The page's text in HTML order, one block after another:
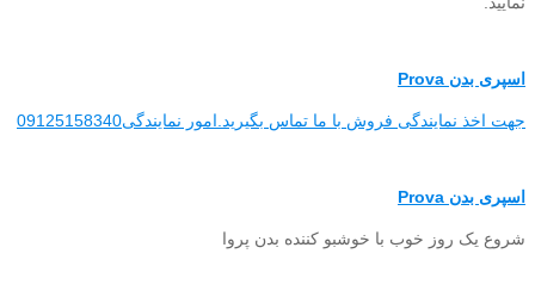
اسپری بدن Prova
جهت اخذ نمایندگی فروش با ما تماس بگیرید.امور نمایندگی09125158340
اسپری بدن Prova
شروع یک روز خوب با خوشبو کننده بدن پروا